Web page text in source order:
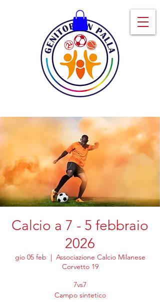
Calcio a 7 - 5 febbraio
2026
gio 05 feb
  |
Associazione Calcio Milanese
Corvetto 19
7vs7
Campo sintetico